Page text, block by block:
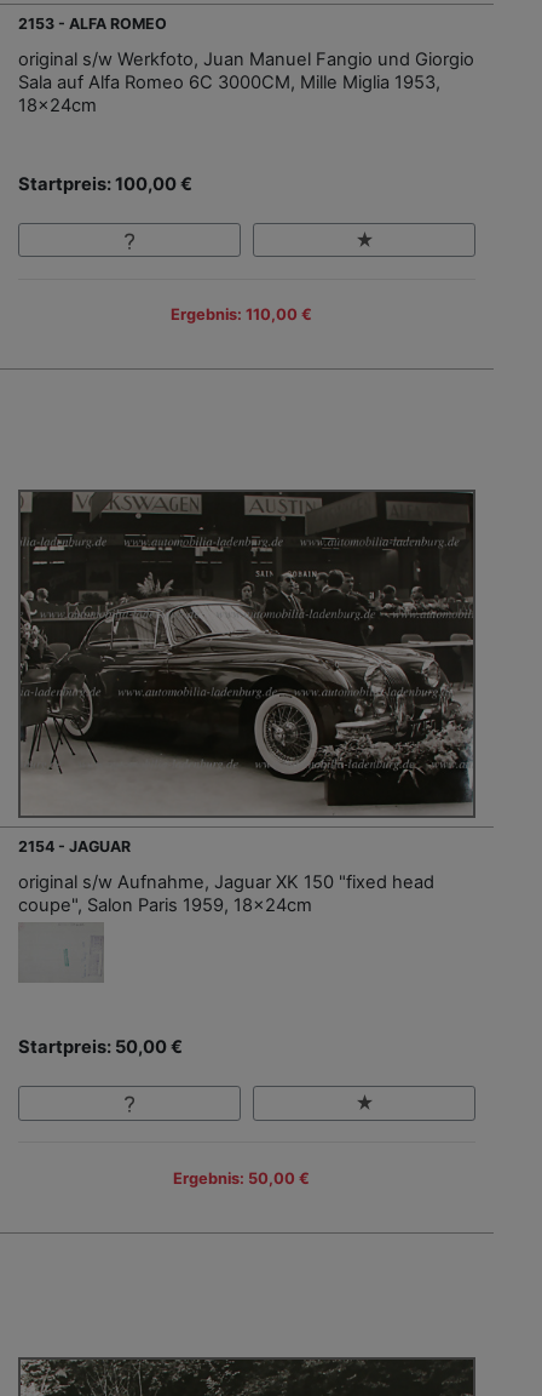
2153 - ALFA ROMEO
original s/w Werkfoto, Juan Manuel Fangio und Giorgio
Sala auf Alfa Romeo 6C 3000CM, Mille Miglia 1953,
18x24cm
Startpreis: 100,00 €
Ergebnis: 110,00 €
2154 - JAGUAR
original s/w Aufnahme, Jaguar XK 150 "fixed head
coupe", Salon Paris 1959, 18x24cm
Startpreis: 50,00 €
Ergebnis: 50,00 €